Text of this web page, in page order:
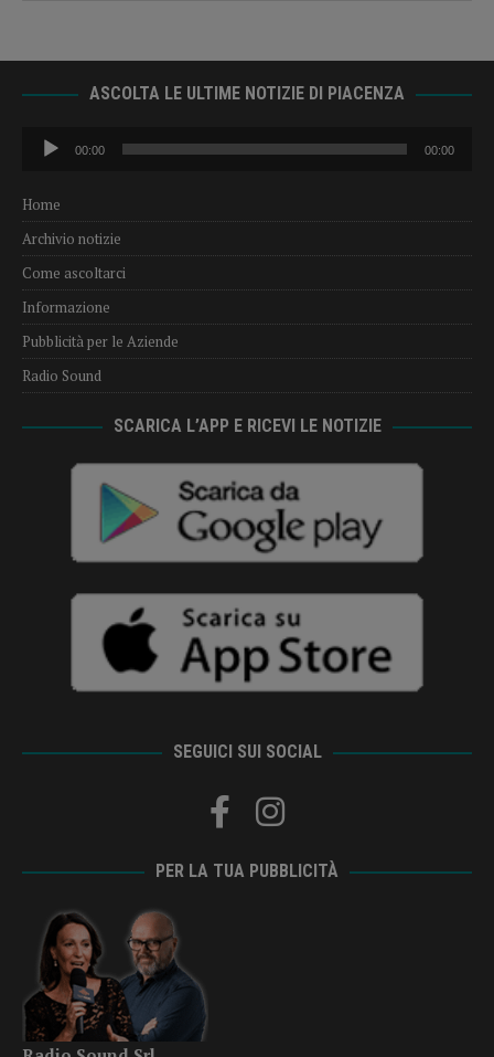
ASCOLTA LE ULTIME NOTIZIE DI PIACENZA
Audio
Player
00:00 00:00
Home
Archivio notizie
Come ascoltarci
Informazione
Pubblicità per le Aziende
Radio Sound
SCARICA L’APP E RICEVI LE NOTIZIE
SEGUICI SUI SOCIAL
PER LA TUA PUBBLICITÀ